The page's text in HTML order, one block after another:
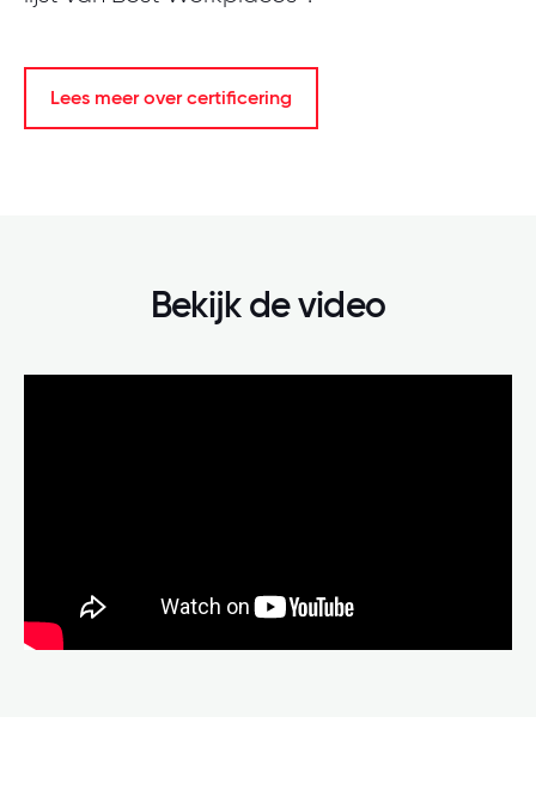
Lees meer over certificering
Bekijk de video